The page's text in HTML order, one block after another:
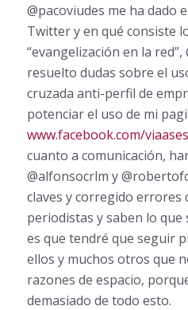
@pacoviudes me ha dado
Twitter y en qué consiste
“evangelización en la red”,
resuelto dudas sobre el
cruzada anti-perfil de
potenciar el uso de mi
www.facebook.com/
cuanto a comunicación,
@alfonsocrlm y
claves y corregido errores
periodistas y saben lo que
es que tendré que seguir
ellos y muchos otros que
razones de espacio,
demasiado de todo esto.